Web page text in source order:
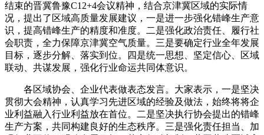
结束的晋冀鲁豫C12+4会议精神，结合京津冀区域的实际情
况，提出了区域高质量发展建议，一是进一步强化错峰生产意
识，提高错峰生产的精度和准度。二是强化政治责任、履行社
会职责，全力保障京津冀空气质量。三是要确定行业全年发展
目标，逐步分解、落实到位。四是统一思想、坚定信心、区域
联动、共谋发展，强化行业命运共同体意识。
各区域协会、企业代表做表态发言。大家表示，一是坚决
贯彻大会精神，认真学习先进区域的经验及做法，始终将将企
业利益融入行业利益放在首位。二是坚决执行协会提出的错峰
生产方案，共同构建良好的生态秩序。三是强化责任担当、加